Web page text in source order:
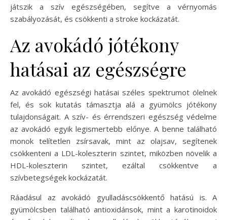
játszik a szív egészségében, segítve a vérnyomás
szabályozását, és csökkenti a stroke kockázatát.
Az avokádó jótékony
hatásai az egészségre
Az avokádó egészségi hatásai széles spektrumot ölelnek
fel, és sok kutatás támasztja alá a gyümölcs jótékony
tulajdonságait. A szív- és érrendszeri egészség védelme
az avokádó egyik legismertebb előnye. A benne található
monok telítetlen zsírsavak, mint az olajsav, segítenek
csökkenteni a LDL-koleszterin szintet, miközben növelik a
HDL-koleszterin szintet, ezáltal csökkentve a
szívbetegségek kockázatát.
Ráadásul az avokádó gyulladáscsökkentő hatású is. A
gyümölcsben található antioxidánsok, mint a karotinoidok